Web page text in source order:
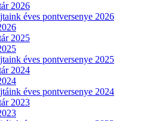
2026
éves pontversenye 2026
2025
éves pontversenye 2025
2024
éves pontversenye 2024
2023